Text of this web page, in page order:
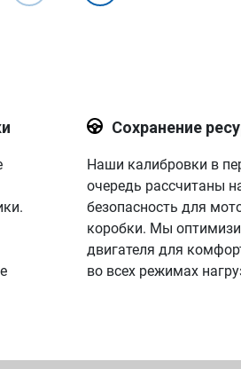
Сохранение
Наши калибровки в
очередь рассчитаны
безопасность для
коробки. Мы
двигателя для
во всех режимах